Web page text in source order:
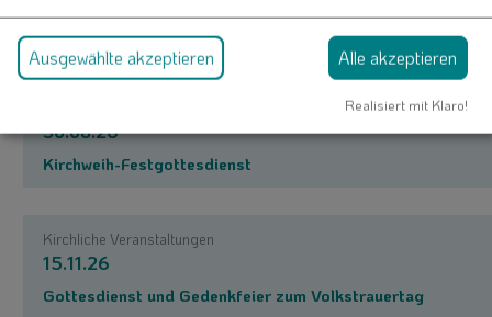
Auch an diesem Ort
30.08.26
Kirchweih-Festgottesdienst
Kirchliche Veranstaltungen
15.11.26
Gottesdienst und Gedenkfeier zum Volkstrauertag
Ausgewählte akzeptieren Alle akzeptieren
Realisiert mit Klaro!